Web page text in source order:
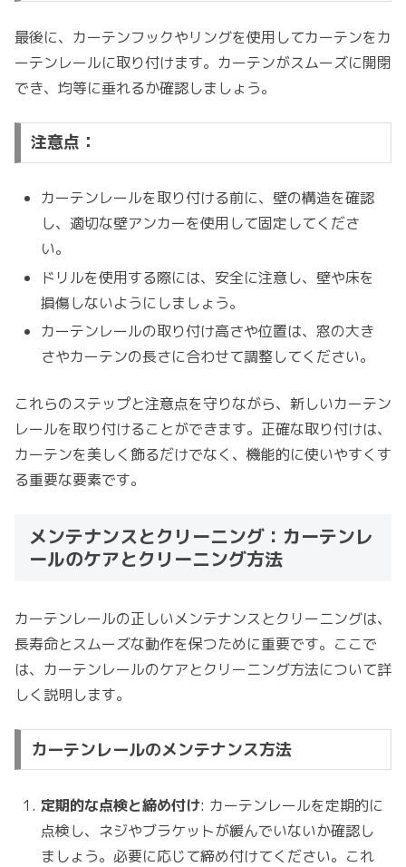
最後に、カーテンフックやリングを使用してカーテンをカ
ーテンレールに取り付けます。カーテンがスムーズに開閉
でき、均等に垂れるか確認しましょう。
注意点：
カーテンレールを取り付ける前に、壁の構造を確認
し、適切な壁アンカーを使用して固定してくださ
い。
ドリルを使用する際には、安全に注意し、壁や床を
損傷しないようにしましょう。
カーテンレールの取り付け高さや位置は、窓の大き
さやカーテンの長さに合わせて調整してください。
これらのステップと注意点を守りながら、新しいカーテン
レールを取り付けることができます。正確な取り付けは、
カーテンを美しく飾るだけでなく、機能的に使いやすくす
る重要な要素です。
メンテナンスとクリーニング：カーテンレ
ールのケアとクリーニング方法
カーテンレールの正しいメンテナンスとクリーニングは、
長寿命とスムーズな動作を保つために重要です。ここで
は、カーテンレールのケアとクリーニング方法について詳
しく説明します。
カーテンレールのメンテナンス方法
定期的な点検と締め付け: カーテンレールを定期的に
点検し、ネジやブラケットが緩んでいないか確認し
ましょう。必要に応じて締め付けてください。これ